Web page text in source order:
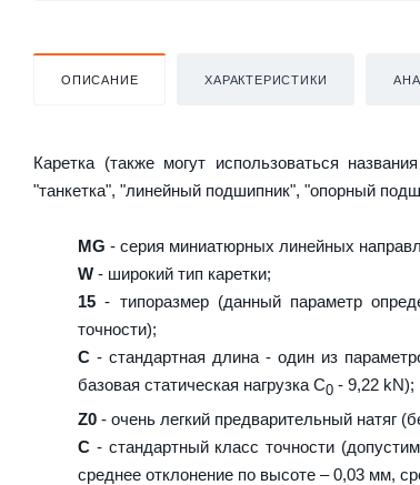
ОПИСАНИЕ ХАРАКТЕРИСТИКИ
Каретка (также могут использоваться
"танкетка", "линейный подшипник", "опорный
MG - серия миниатюрных линейных
W - широкий тип каретки;
15 - типоразмер (данный параметр
точности);
C - стандартная длина - один из
базовая статическая нагрузка С0 - 9,22 kN);
Z0 - очень легкий предварительный натяг
C - стандартный класс точности
среднее отклонение по высоте – 0,03 мм,